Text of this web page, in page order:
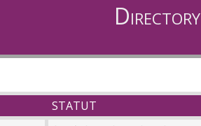
Directory
STATUT